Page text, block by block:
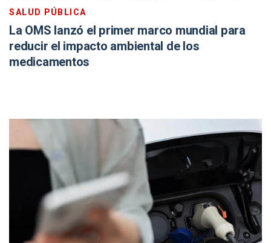
SALUD PÚBLICA
La OMS lanzó el primer marco mundial para
reducir el impacto ambiental de los
medicamentos